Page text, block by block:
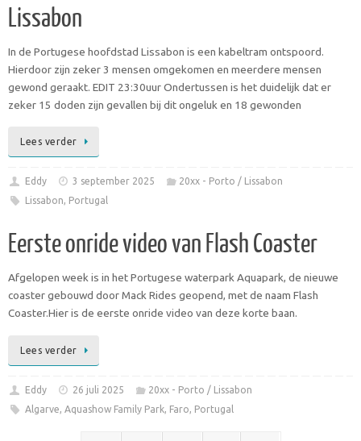
Lissabon
In de Portugese hoofdstad Lissabon is een kabeltram ontspoord.
Hierdoor zijn zeker 3 mensen omgekomen en meerdere mensen
gewond geraakt. EDIT 23:30uur Ondertussen is het duidelijk dat er
zeker 15 doden zijn gevallen bij dit ongeluk en 18 gewonden
Lees verder
Eddy 3 september 2025
20xx - Porto / Lissabon
Lissabon, Portugal
Eerste onride video van Flash Coaster
Afgelopen week is in het Portugese waterpark Aquapark, de nieuwe
coaster gebouwd door Mack Rides geopend, met de naam Flash
Coaster.Hier is de eerste onride video van deze korte baan.
Lees verder
Eddy 26 juli 2025
20xx - Porto / Lissabon
Algarve, Aquashow Family Park, Faro, Portugal